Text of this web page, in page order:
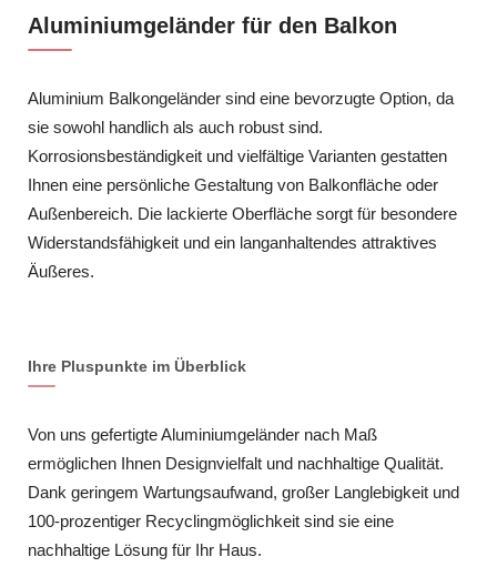
Aluminiumgeländer für den Balkon
Aluminium Balkongeländer sind eine bevorzugte Option, da
sie sowohl handlich als auch robust sind.
Korrosionsbeständigkeit und vielfältige Varianten gestatten
Ihnen eine persönliche Gestaltung von Balkonfläche oder
Außenbereich. Die lackierte Oberfläche sorgt für besondere
Widerstandsfähigkeit und ein langanhaltendes attraktives
Äußeres.
Ihre Pluspunkte im Überblick
Von uns gefertigte Aluminiumgeländer nach Maß
ermöglichen Ihnen Designvielfalt und nachhaltige Qualität.
Dank geringem Wartungsaufwand, großer Langlebigkeit und
100-prozentiger Recyclingmöglichkeit sind sie eine
nachhaltige Lösung für Ihr Haus.